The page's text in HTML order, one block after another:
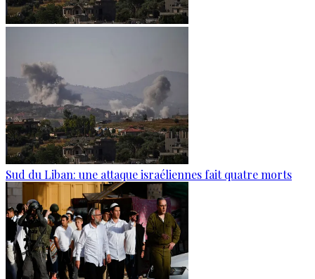
Sud du Liban: une attaque israéliennes fait quatre morts